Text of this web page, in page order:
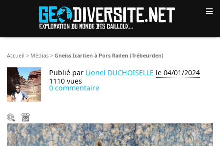
≡
Accueil > Médias >Gneiss Icartien à Pors Raden (Trébeurden)
Publié par Lionel DUCHOISELLE le 04/01/2024
1110 vues
0 commentaire